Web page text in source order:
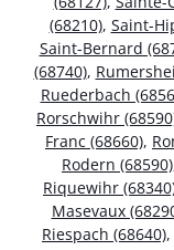
(68210), Saint-
Saint-Bernard
(68740),
Ruederbach
Rorschwihr
Franc (68660),
Rodern (68590)
Riquewihr
Masevaux
Riespach (68640),